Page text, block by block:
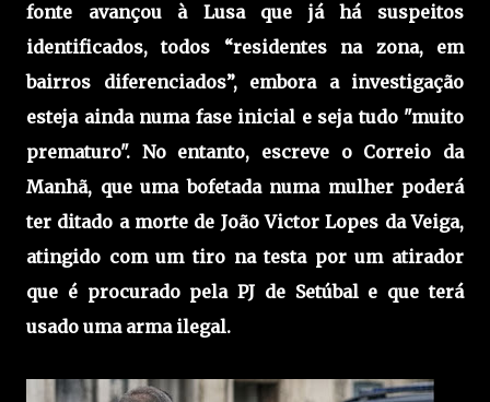
fonte avançou à Lusa que já há suspeitos
identificados, todos “residentes na zona, em
bairros diferenciados”, embora a investigação
esteja ainda numa fase inicial e seja tudo "muito
prematuro". No entanto, escreve o Correio da
Manhã, que uma bofetada numa mulher poderá
ter ditado a morte de João Victor Lopes da Veiga,
atingido com um tiro na testa por um atirador
que é procurado pela PJ de Setúbal e que terá
usado uma arma ilegal.